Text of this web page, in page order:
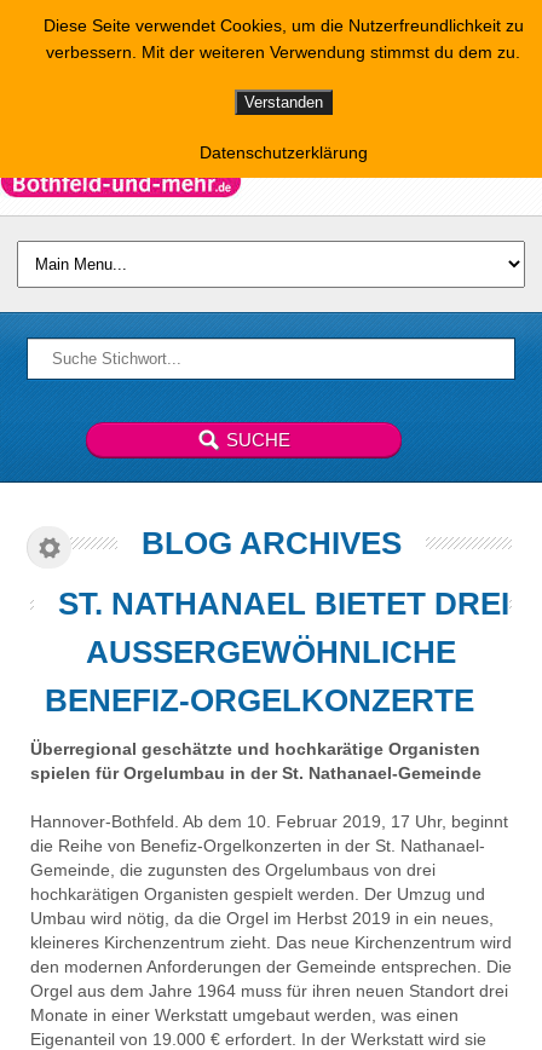
BLOG ARCHIVES
ST. NATHANAEL BIETET DREI
AUSSERGEWÖHNLICHE B
ENEFIZ-ORGELKONZERTE
Überregional geschätzte und hochkarätige Organisten
spielen für Orgelumbau in der St. Nathanael-Gemeinde
Hannover-Bothfeld. Ab dem 10. Februar 2019, 17 Uhr, beginnt
die Reihe von Benefiz-Orgelkonzerten in der St. Nathanael-
Gemeinde, die zugunsten des Orgelumbaus von drei
hochkarätigen Organisten gespielt werden. Der Umzug und
Umbau wird nötig, da die Orgel im Herbst 2019 in ein neues,
kleineres Kirchenzentrum zieht. Das neue Kirchenzentrum wird
den modernen Anforderungen der Gemeinde entsprechen. Die
Orgel aus dem Jahre 1964 muss für ihren neuen Standort drei
Monate in einer Werkstatt umgebaut werden, was einen
Eigenanteil von 19.000 € erfordert. In der Werkstatt wird sie
Diese Seite verwendet Cookies, um die Nutzerfreundlichkeit zu
verbessern. Mit der weiteren Verwendung stimmst du dem zu.
Verstanden
Datenschutzerklärung